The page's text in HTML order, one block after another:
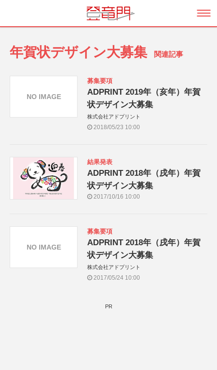
年賀状デザイン大募集 関連記事
募集要項
ADPRINT 2019年（亥年）年賀
状デザイン大募集
株式会社アドプリント
2018/05/23 10:00
NO IMAGE
結果発表
ADPRINT 2018年（戌年）年賀
状デザイン大募集
2017/10/16 10:00
募集要項
ADPRINT 2018年（戌年）年賀
状デザイン大募集
株式会社アドプリント
2017/05/24 10:00
NO IMAGE
PR